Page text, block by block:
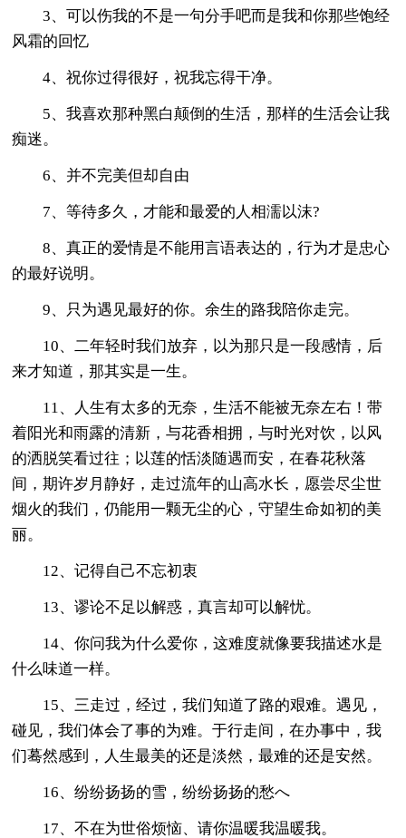
3、可以伤我的不是一句分手吧而是我和你那些饱经
风霜的回忆
4、祝你过得很好，祝我忘得干净。
5、我喜欢那种黑白颠倒的生活，那样的生活会让我
痴迷。
6、并不完美但却自由
7、等待多久，才能和最爱的人相濡以沫?
8、真正的爱情是不能用言语表达的，行为才是忠心
的最好说明。
9、只为遇见最好的你。余生的路我陪你走完。
10、二年轻时我们放弃，以为那只是一段感情，后
来才知道，那其实是一生。
11、人生有太多的无奈，生活不能被无奈左右！带
着阳光和雨露的清新，与花香相拥，与时光对饮，以风
的洒脱笑看过往；以莲的恬淡随遇而安，在春花秋落
间，期许岁月静好，走过流年的山高水长，愿尝尽尘世
烟火的我们，仍能用一颗无尘的心，守望生命如初的美
丽。
12、记得自己不忘初衷
13、谬论不足以解惑，真言却可以解忧。
14、你问我为什么爱你，这难度就像要我描述水是
什么味道一样。
15、三走过，经过，我们知道了路的艰难。遇见，
碰见，我们体会了事的为难。于行走间，在办事中，我
们蓦然感到，人生最美的还是淡然，最难的还是安然。
16、纷纷扬扬的雪，纷纷扬扬的愁へ
17、不在为世俗烦恼、请你温暖我温暖我。